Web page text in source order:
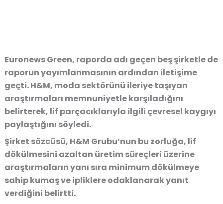
Euronews Green, raporda adı geçen beş şirketle de
raporun yayımlanmasının ardından iletişime
geçti. H&M, moda sektörünü ileriye taşıyan
araştırmaları memnuniyetle karşıladığını
belirterek, lif parçacıklarıyla ilgili çevresel kaygıyı
paylaştığını söyledi.
Şirket sözcüsü, H&M Grubu’nun bu zorluğa, lif
dökülmesini azaltan üretim süreçleri üzerine
araştırmaların yanı sıra minimum dökülmeye
sahip kumaş ve ipliklere odaklanarak yanıt
verdiğini belirtti.